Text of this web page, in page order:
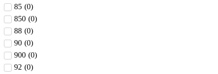
85 (0)
850 (0)
88 (0)
90 (0)
900 (0)
92 (0)